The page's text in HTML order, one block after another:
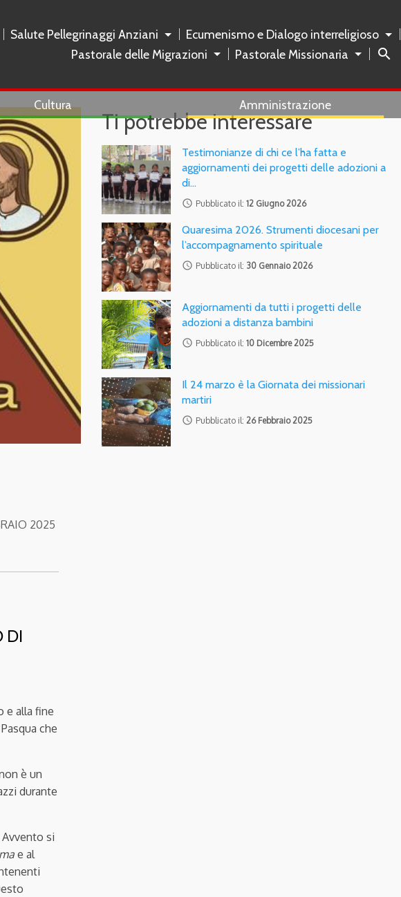
Salute Pellegrinaggi Anziani
Ecumenismo e Dialogo interreligioso
Pastorale delle Migrazioni
Pastorale Missionaria search
Cultura Amministrazione
2025
DI
e alla fine
che
è un
durante
si
e al
Ti potrebbe interessare
Testimonianze di chi ce l’ha fatta e
aggiornamenti dei progetti delle adozioni a
di…
access_time Pubblicato il:12 Giugno 2026
Quaresima 2026. Strumenti diocesani per
l’accompagnamento spirituale
access_time Pubblicato il: 30 Gennaio 2026
Aggiornamenti da tutti i progetti delle
adozioni a distanza bambini
access_time Pubblicato il:10 Dicembre 2025
Il 24 marzo è la Giornata dei missionari
martiri
access_time Pubblicato il: 26 Febbraio 2025